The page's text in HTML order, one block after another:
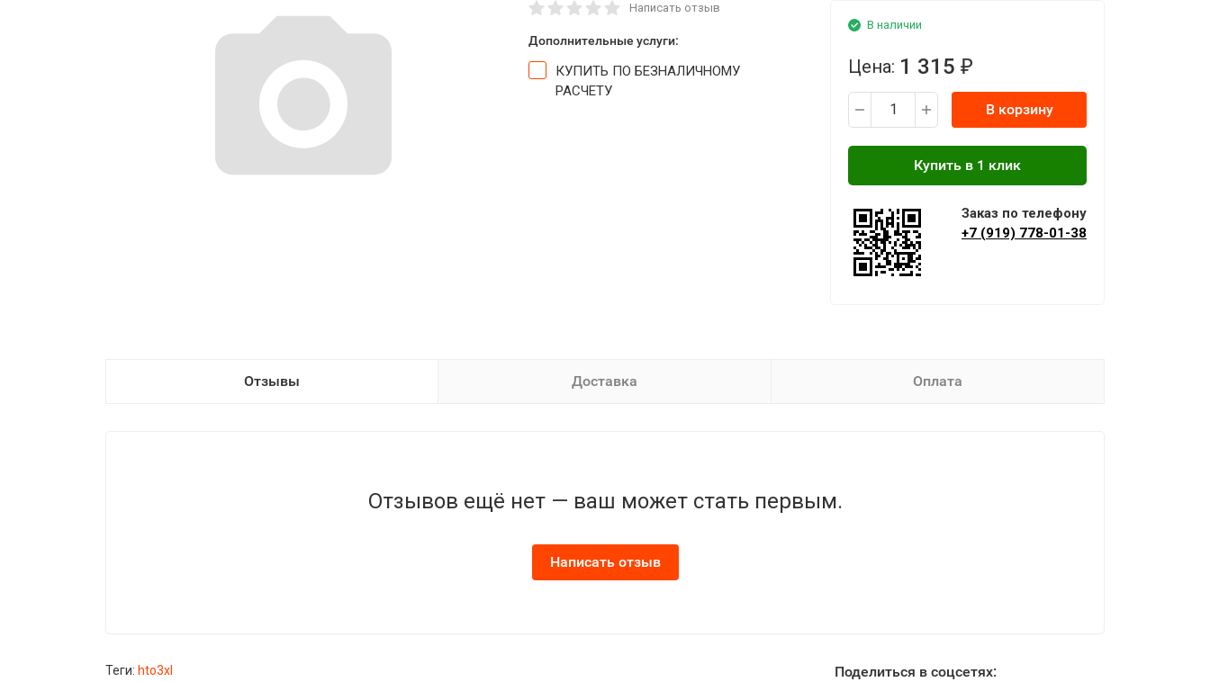
Написать отзыв
Дополнительные услуги:
КУПИТЬ ПО БЕЗНАЛИЧНОМУ
РАСЧЕТУ
В наличии
Цена: 1 315 ₽
В корзину
Заказ по телефону
+7 (919) 778-01-38
Отзывы Доставка Оплата
Отзывов ещё нет — ваш может стать первым.
Написать отзыв
Теги: hto3xl Поделиться в соцсетях: